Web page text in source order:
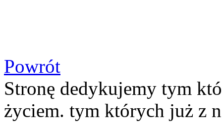
Powrót
Stronę dedykujemy tym
życiem. tym których już z